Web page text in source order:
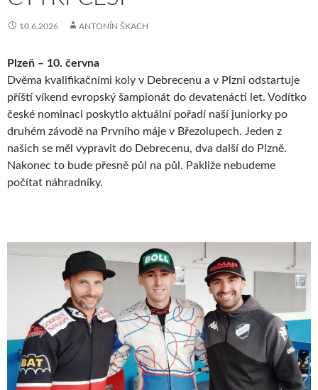
10.6.2026 ANTONÍN ŠKACH
Plzeň – 10. června
Dvěma kvalifikačními koly v Debrecenu a v Plzni odstartuje
příští víkend evropský šampionát do devatenácti let. Vodítko
české nominaci poskytlo aktuální pořadí naší juniorky po
druhém závodě na Prvního máje v Březolupech. Jeden z
našich se měl vypravit do Debrecenu, dva další do Plzně.
Nakonec to bude přesně půl na půl. Pakliže nebudeme
počítat náhradníky.